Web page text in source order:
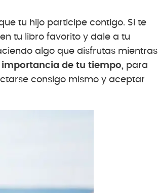
tu hijo participe contigo. Si te
tu libro favorito y dale a tu
algo que disfrutas mientras
importancia de tu tiempo, para
consigo mismo y aceptar